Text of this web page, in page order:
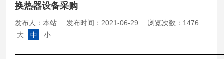
换热器设备采购
发布人：本站 发布时间：2021-06-29
浏览次数：1476
大
中 小